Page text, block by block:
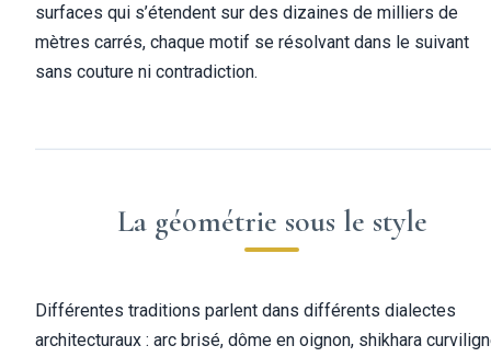
surfaces qui s’étendent sur des dizaines de milliers de
mètres carrés, chaque motif se résolvant dans le suivant
sans couture ni contradiction.
La géométrie sous le style
Différentes traditions parlent dans différents dialectes
architecturaux : arc brisé, dôme en oignon, shikhara